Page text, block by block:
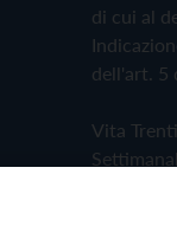
di cui al
dell'art. 5
Vita